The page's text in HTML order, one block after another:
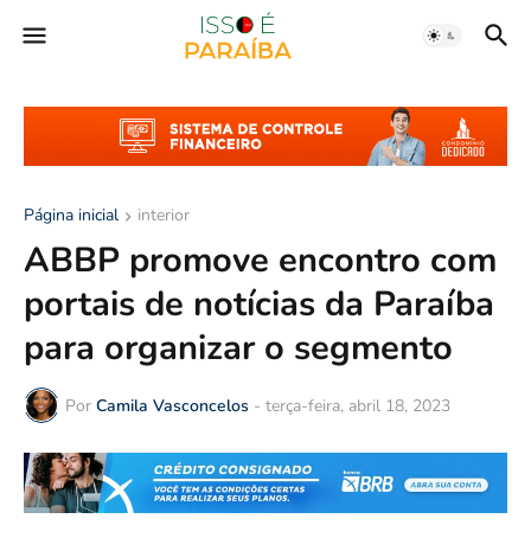
Página inicial interior
ABBP promove encontro com
portais de notícias da Paraíba
para organizar o segmento
Por Camila Vasconcelos - terça-feira, abril 18, 2023